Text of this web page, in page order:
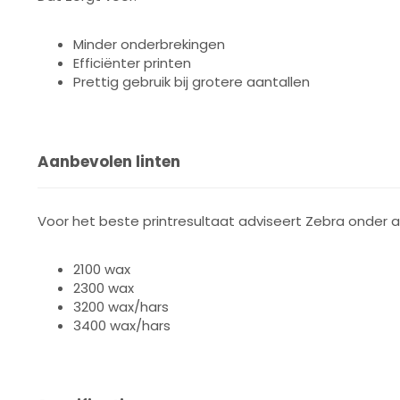
Minder onderbrekingen
Efficiënter printen
Prettig gebruik bij grotere aantallen
Aanbevolen linten
Voor het beste printresultaat adviseert Zebra onder
2100 wax
2300 wax
3200 wax/hars
3400 wax/hars